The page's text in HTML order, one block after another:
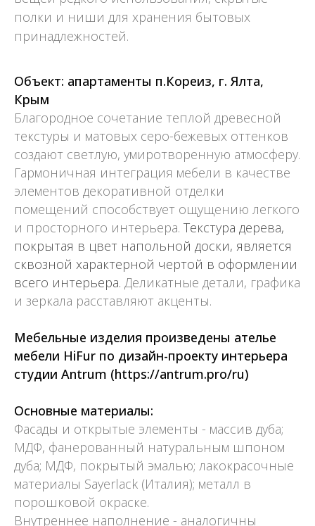
полки и ниши для хранения бытовых
принадлежностей.
Объект: апартаменты п.Кореиз, г. Ялта,
Крым
Благородное сочетание теплой древесной
текстуры и матовых серо-бежевых оттенков
создают светлую, умиротворенную атмосферу.
Гармоничная интеграция мебели в качестве
элементов декоративной отделки
помещений способствует ощущению легкого
и просторного интерьера. Текстура дерева,
покрытая в цвет напольной доски, является
сквозной характерной чертой в оформлении
всего интерьера. Деликатные детали, графика
и зеркала расставляют акценты.
Мебельные изделия произведены ателье
мебели HiFur по дизайн-проекту интерьера
студии Antrum (https://antrum.pro/ru)
Основные материалы:
Фасады и открытые элементы - массив дуба;
МДФ, фанерованный натуральным шпоном
дуба; МДФ, покрытый эмалью; лакокрасочные
материалы Sayerlack (Италия); металл в
порошковой окраске.
Внутреннее наполнение - аналогичны